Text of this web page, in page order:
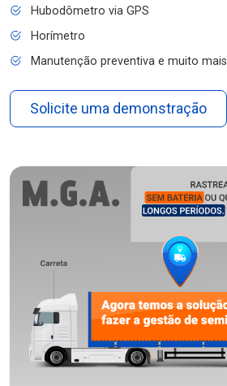
Hubodômetro via GPS
Horímetro
Manutenção preventiva e muito mais
Solicite uma demonstração